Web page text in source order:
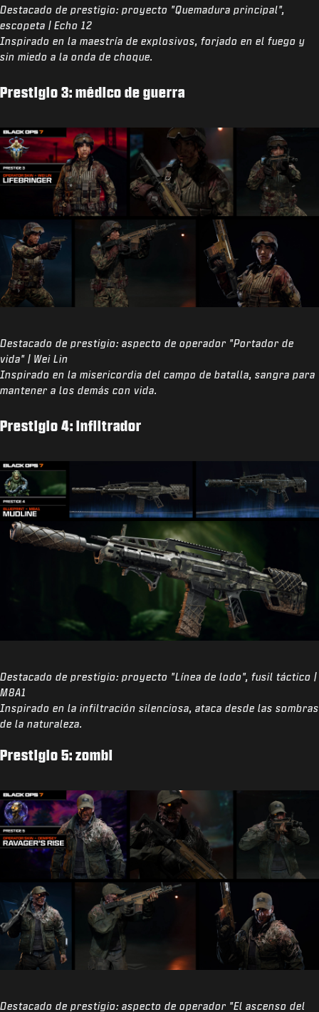
Destacado de prestigio: proyecto "Quemadura principal",
escopeta | Echo 12
Inspirado en la maestría de explosivos, forjado en el fuego y
sin miedo a la onda de choque.
Prestigio 3: médico de guerra
Destacado de prestigio: aspecto de operador "Portador de
vida" | Wei Lin
Inspirado en la misericordia del campo de batalla, sangra para
mantener a los demás con vida.
Prestigio 4: infiltrador
Destacado de prestigio: proyecto "Línea de lodo", fusil táctico |
M8A1
Inspirado en la infiltración silenciosa, ataca desde las sombras
de la naturaleza.
Prestigio 5: zombi
Destacado de prestigio: aspecto de operador "El ascenso del